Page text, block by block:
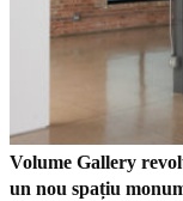
Volume Gallery
un nou spațiu